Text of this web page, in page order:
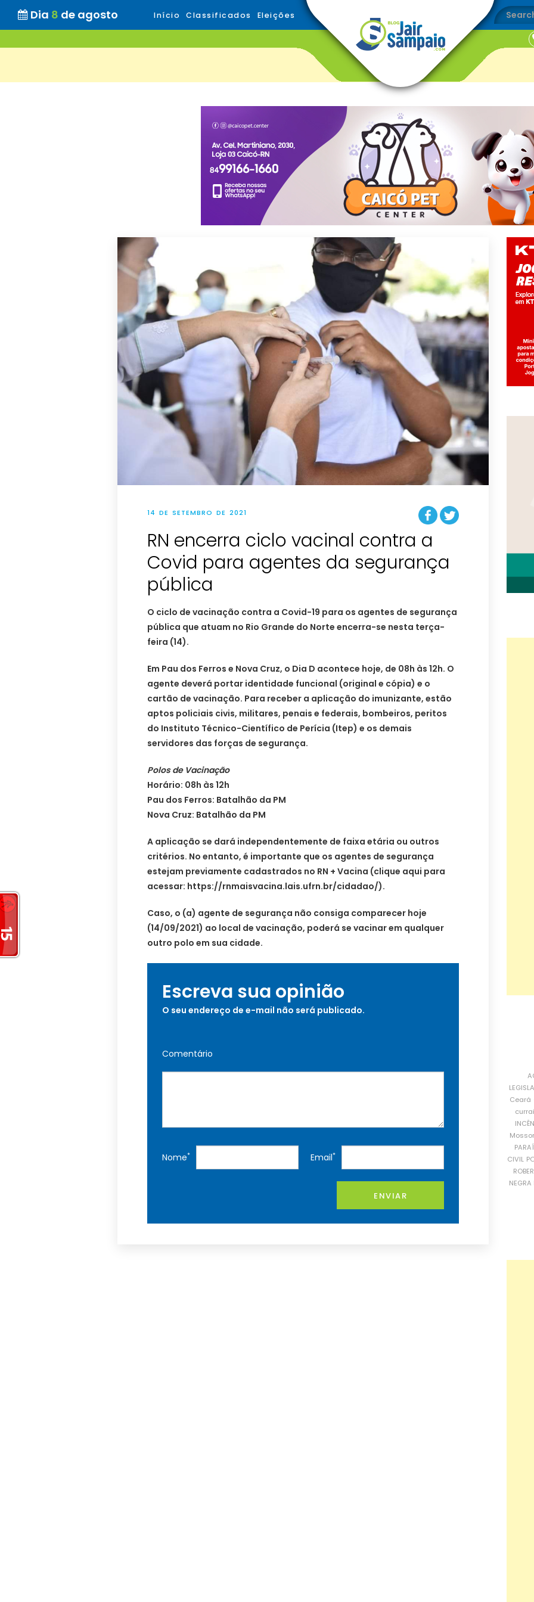
Dia 8 de agosto Início Classificados Eleições
14 DE SETEMBRO DE 2021
RN encerra ciclo vacinal contra a
Covid para agentes da segurança
pública
O ciclo de vacinação contra a Covid-19 para os agentes de segurança
pública que atuam no Rio Grande do Norte encerra-se nesta terça-
feira (14).
Em Pau dos Ferros e Nova Cruz, o Dia D acontece hoje, de 08h às 12h. O
agente deverá portar identidade funcional (original e cópia) e o
cartão de vacinação. Para receber a aplicação do imunizante, estão
aptos policiais civis, militares, penais e federais, bombeiros, peritos
do Instituto Técnico-Científico de Perícia (Itep) e os demais
servidores das forças de segurança.
Polos de Vacinação
Horário: 08h às 12h
Pau dos Ferros: Batalhão da PM
Nova Cruz: Batalhão da PM
A aplicação se dará independentemente de faixa etária ou outros
critérios. No entanto, é importante que os agentes de segurança
estejam previamente cadastrados no RN + Vacina (clique aqui para
acessar: https://rnmaisvacina.lais.ufrn.br/cidadao/).
Caso, o (a) agente de segurança não consiga comparecer hoje
(14/09/2021) ao local de vacinação, poderá se vacinar em qualquer
outro polo em sua cidade.
Escreva sua opinião
O seu endereço de e-mail não será publicado.
Comentário
Nome* Email*
ENVIAR
Ceará
CIVIL
NEGRA